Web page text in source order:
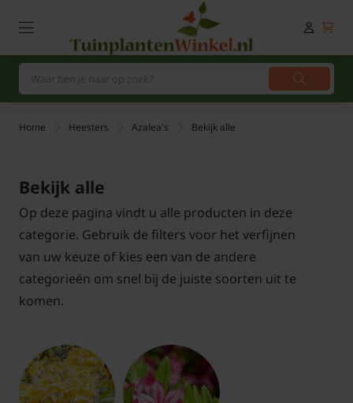
Home Heesters Azalea's Bekijk alle
Bekijk alle
Op deze pagina vindt u alle producten in deze
categorie. Gebruik de filters voor het verfijnen
van uw keuze of kies een van de andere
categorieën om snel bij de juiste soorten uit te
komen.